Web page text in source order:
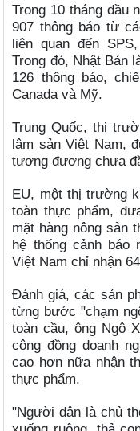
Trong 10 tháng đầu
907 thông báo từ
liên quan đến
Trong đó, Nhật Bản
126 thông báo,
Canada và Mỹ.
Trung Quốc, thị
lâm sản Việt Nam,
tương đương chưa
EU, một thị trường
toàn thực phẩm,
mặt hàng nông sản
hệ thống cảnh báo
Việt Nam chỉ nhận
Đánh giá, các sản
từng bước "chạm
toàn cầu, ông Ngô
cộng đồng doanh
cao hơn nữa nhận
thực phẩm.
"Người dân là chủ